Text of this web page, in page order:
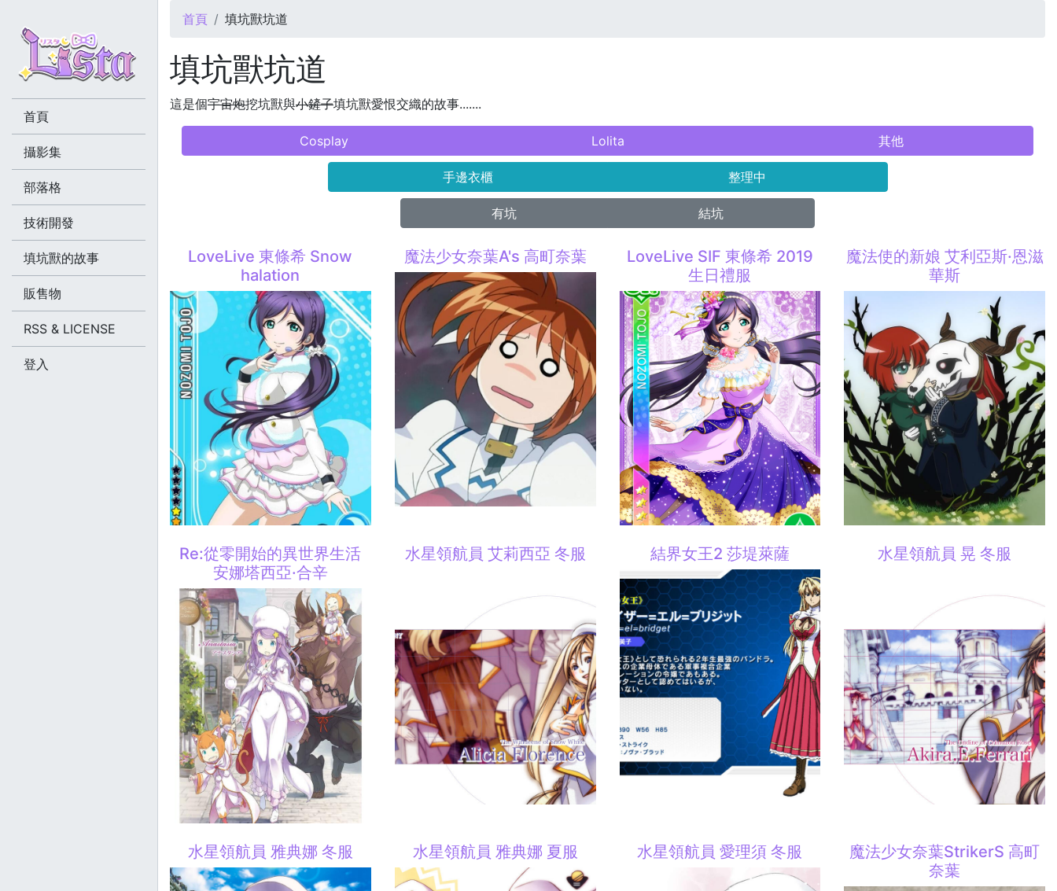
您在這裡
首頁 填坑獸坑道
填坑獸坑道
這是個宇宙炮挖坑獸與小鏟子填坑獸愛恨交織的故事.......
Cosplay Lolita 其他
手邊衣櫃 整理中
有坑 結坑
LoveLive 東條希 Snow
halation
魔法少女奈葉A's 高町奈葉
LoveLive SIF 東條希 2019
生日禮服
魔法使的新娘 艾利亞斯·恩滋
華斯
Re:從零開始的異世界生活
安娜塔西亞·合辛
水星領航員 艾莉西亞 冬服 結界女王2 莎堤萊薩 水星領航員 晃 冬服
水星領航員 雅典娜 冬服 水星領航員 雅典娜 夏服 水星領航員 愛理須 冬服
魔法少女奈葉StrikerS 高町
奈葉
首頁
攝影集
部落格
技術開發
填坑獸的故事
販售物
RSS & LICENSE
登入